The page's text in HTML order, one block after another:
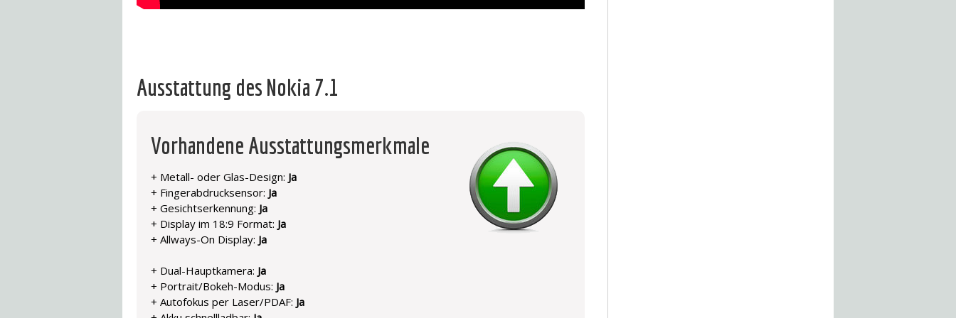
Ausstattung des Nokia 7.1
Vorhandene Ausstattungsmerkmale
+ Metall- oder Glas-Design: Ja
+ Fingerabdrucksensor: Ja
+ Gesichtserkennung: Ja
+ Display im 18:9 Format: Ja
+ Allways-On Display: Ja
+ Dual-Hauptkamera: Ja
+ Portrait/Bokeh-Modus: Ja
+ Autofokus per Laser/PDAF: Ja